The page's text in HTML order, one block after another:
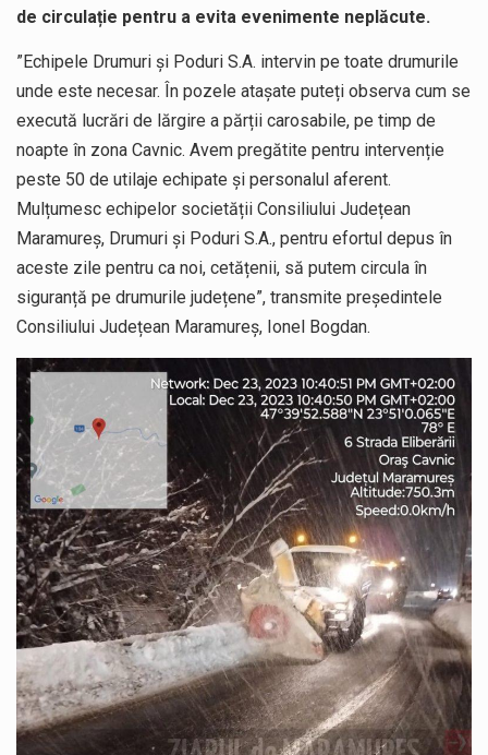
de circulație pentru a evita evenimente neplăcute.
”Echipele Drumuri și Poduri S.A. intervin pe toate drumurile
unde este necesar. În pozele atașate puteți observa cum se
execută lucrări de lărgire a părții carosabile, pe timp de
noapte în zona Cavnic. Avem pregătite pentru intervenție
peste 50 de utilaje echipate și personalul aferent.
Mulțumesc echipelor societății Consiliului Județean
Maramureș, Drumuri și Poduri S.A., pentru efortul depus în
aceste zile pentru ca noi, cetățenii, să putem circula în
siguranță pe drumurile județene”, transmite președintele
Consiliului Județean Maramureș, Ionel Bogdan.